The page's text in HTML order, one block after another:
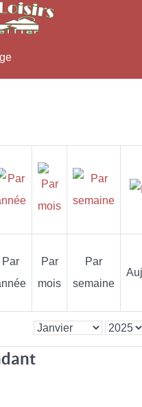
Par
Par
mois
Par
semaine